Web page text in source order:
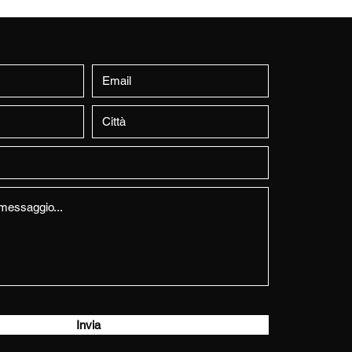
Invia